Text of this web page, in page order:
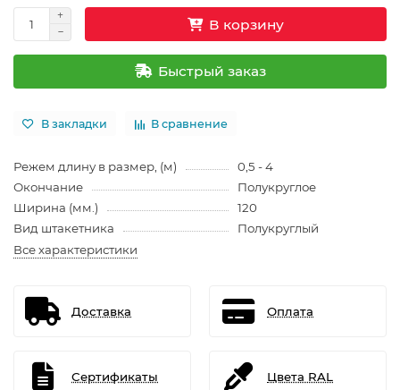
В корзину
Быстрый заказ
В закладки В сравнение
Режем длину в размер, (м)
0,5 - 4
Окончание
Полукруглое
Ширина (мм.)
120
Вид штакетника
Полукруглый
Все характеристики
Доставка Оплата
Сертификаты Цвета RAL